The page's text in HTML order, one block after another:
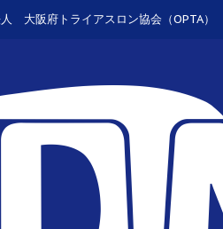
大阪府トライアスロン協会（OPTA）